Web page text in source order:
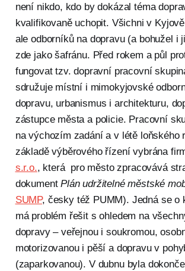
není nikdo, kdo by dokázal téma
kvalifikovaně uchopit. Všichni v
ale odborníků na dopravu (a bohužel i
zde jako šafránu. Před rokem a půl
fungovat tzv. dopravní pracovní
sdružuje místní i mimokyjovské
dopravu, urbanismus i architekturu,
zástupce města a policie. Pracovní
na výchozím zadání a v létě loňského
základě výběrového řízení vybrána
s.r.o., která pro město zpracovává
dokumentPlán udržitelné městské
SUMP, česky též PUMM). Jedná se o
má problém řešit s ohledem na
dopravy – veřejnou i soukromou,
motorizovanou i pěší a dopravu v
(zaparkovanou). V dubnu byla